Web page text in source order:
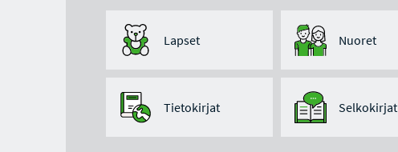
Lapset Nuoret
Tietokirjat Selkokirjat